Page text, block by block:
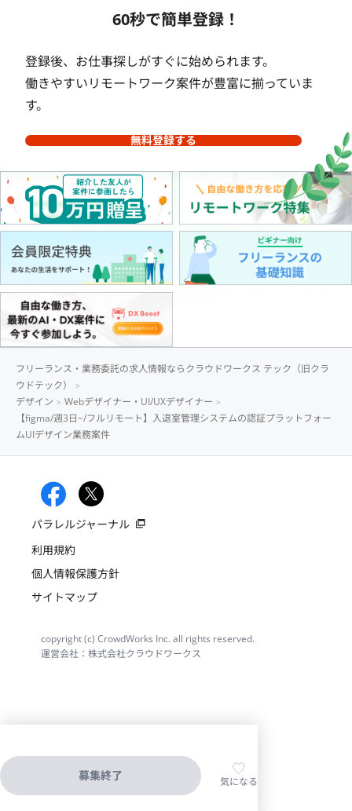
募集終了 気になる
60秒で簡単登録！
登録後、お仕事探しがすぐに始められます。
働きやすいリモートワーク案件が豊富に揃っていま
す。
無料登録する
フリーランス・業務委託の求人情報ならクラウドワークス テック（旧クラ
ウドテック）
デザイン
Webデザイナー・UI/UXデザイナー
【figma/週3日~/フルリモート】入退室管理システムの認証プラットフォー
ムUIデザイン業務案件
パラレルジャーナル
利用規約
個人情報保護方針
サイトマップ
copyright (c) CrowdWorks Inc. all rights reserved.
運営会社：株式会社クラウドワークス